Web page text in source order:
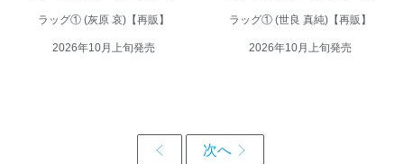
ラッグ① (灰原 哀)【再販】
2026年10月上旬発売
ラッグ① (世良 真純)【再販】
2026年10月上旬発売